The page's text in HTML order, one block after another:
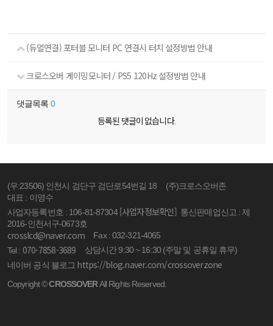
(듀얼연결) 포터블 모니터 PC 연결시 터치 설정방법 안내
크로스오버 게이밍모니터 / PS5 120Hz 설정방법 안내
댓글목록 0
등록된 댓글이 없습니다.
(우:23506) 인천시 검단구 검단로54번길 18
(주)크로스오버존
대표 : 이영수
사업자등록번호 : 106-81-87304[사업자정보확인] 통신판매업신고 : 제
2016-인천서구-0673호
crosslcd@naver.com
Fax : 032-321-4065
Tel : 070-7858-3689
상담시간 9:30 ~ 16:30 (주말 및 공휴일 휴무)
네이버 공식 블로그 https://blog.naver.com/crossoverzone
Copyright ©CROSSOVERAll Rights Reserved.